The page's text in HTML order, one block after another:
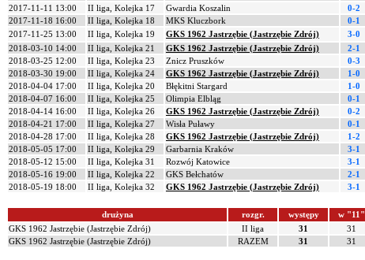
2017-11-11 13:00
II liga, Kolejka 17 Gwardia Koszalin 0-2
2017-11-18 16:00
II liga, Kolejka 18 MKS Kluczbork 0-1
2017-11-25 13:00
II liga, Kolejka 19 GKS 1962 Jastrzębie (Jastrzębie Zdrój) 3-0
2018-03-10 14:00
II liga, Kolejka 21 GKS 1962 Jastrzębie (Jastrzębie Zdrój) 2-1
2018-03-25 12:00
II liga, Kolejka 23 Znicz Pruszków 0-3
2018-03-30 19:00
II liga, Kolejka 24 GKS 1962 Jastrzębie (Jastrzębie Zdrój) 1-0
2018-04-04 17:00
II liga, Kolejka 20 Błękitni Stargard 1-0
2018-04-07 16:00
II liga, Kolejka 25 Olimpia Elbląg 0-1
2018-04-14 16:00
II liga, Kolejka 26 GKS 1962 Jastrzębie (Jastrzębie Zdrój) 0-2
2018-04-21 17:00
II liga, Kolejka 27 Wisła Puławy 0-1
2018-04-28 17:00
II liga, Kolejka 28 GKS 1962 Jastrzębie (Jastrzębie Zdrój) 1-2
2018-05-05 17:00
II liga, Kolejka 29 Garbarnia Kraków 3-1
2018-05-12 15:00
II liga, Kolejka 31 Rozwój Katowice 3-1
2018-05-16 19:00
II liga, Kolejka 22 GKS Bełchatów 2-1
2018-05-19 18:00
II liga, Kolejka 32 GKS 1962 Jastrzębie (Jastrzębie Zdrój) 3-1
drużyna rozgr. występy w "11"
GKS 1962 Jastrzębie (Jastrzębie Zdrój)
II liga 31 31
GKS 1962 Jastrzębie (Jastrzębie Zdrój)
RAZEM 31 31